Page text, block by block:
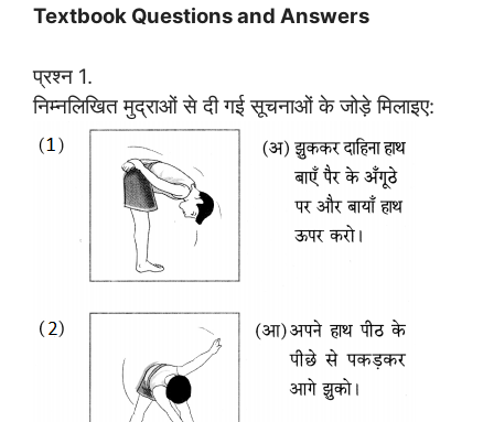
Textbook Questions and Answers
प्रश्न 1.
निम्नलिखित मुद्राओं से दी गई सूचनाओं के जोड़े मिलाइए: